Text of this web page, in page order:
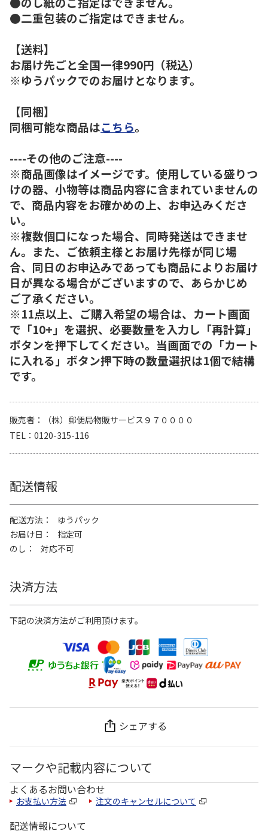
●二重包装のご指定はできません。
【送料】
お届け先ごと全国一律990円（税込）
※ゆうパックでのお届けとなります。
【同梱】
同梱可能な商品はこちら。
----その他のご注意----
※商品画像はイメージです。使用している盛りつ
けの器、小物等は商品内容に含まれていませんの
で、商品内容をお確かめの上、お申込みくださ
い。
※複数個口になった場合、同時発送はできませ
ん。また、ご依頼主様とお届け先様が同じ場
合、同日のお申込みであっても商品によりお届け
日が異なる場合がございますので、あらかじめ
ご了承ください。
※11点以上、ご購入希望の場合は、カート画面
で「10+」を選択、必要数量を入力し「再計算」
ボタンを押下してください。当画面での「カート
に入れる」ボタン押下時の数量選択は1個で結構
です。
販売者
（株）郵便局物販サービス９７００００
TEL
0120-315-116
配送情報
配送方法
ゆうパック
お届け日
指定可
のし
対応不可
決済方法
下記の決済方法がご利用頂けます。
シェアする
マークや記載内容について
よくあるお問い合わせ
お支払い方法 注文のキャンセルについて
配送情報について